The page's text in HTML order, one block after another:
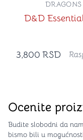
D&D
DRAGONS
3,800 RSD
Ocenite
Budite slobodni da
bismo bili u